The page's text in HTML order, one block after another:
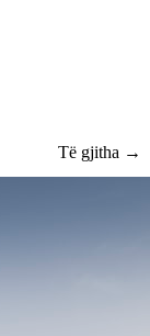
Të gjitha →